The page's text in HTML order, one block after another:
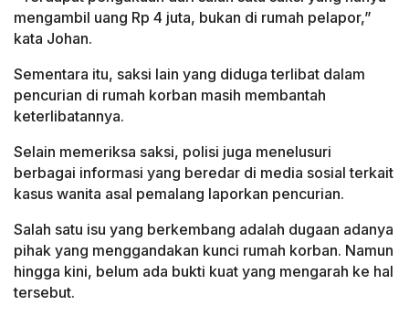
mengambil uang Rp 4 juta, bukan di rumah pelapor,”
kata Johan.
Sementara itu, saksi lain yang diduga terlibat dalam
pencurian di rumah korban masih membantah
keterlibatannya.
Selain memeriksa saksi, polisi juga menelusuri
berbagai informasi yang beredar di media sosial terkait
kasus wanita asal pemalang laporkan pencurian.
Salah satu isu yang berkembang adalah dugaan adanya
pihak yang menggandakan kunci rumah korban. Namun
hingga kini, belum ada bukti kuat yang mengarah ke hal
tersebut.